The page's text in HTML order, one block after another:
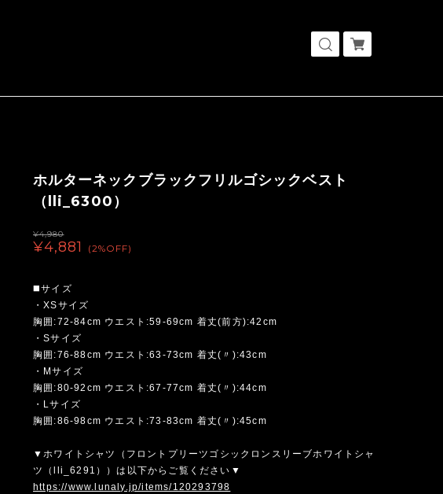
ホルターネックブラックフリルゴシックベスト
（lli_6300）
¥4,980
¥4,881 (2%OFF)
◼️サイズ
・XSサイズ
胸囲:72-84cm ウエスト:59-69cm 着丈(前方):42cm
・Sサイズ
胸囲:76-88cm ウエスト:63-73cm 着丈(〃):43cm
・Mサイズ
胸囲:80-92cm ウエスト:67-77cm 着丈(〃):44cm
・Lサイズ
胸囲:86-98cm ウエスト:73-83cm 着丈(〃):45cm
▼ホワイトシャツ（フロントプリーツゴシックロンスリーブホワイトシャ
ツ（lli_6291））は以下からご覧ください▼
https://www.lunaly.jp/items/120293798